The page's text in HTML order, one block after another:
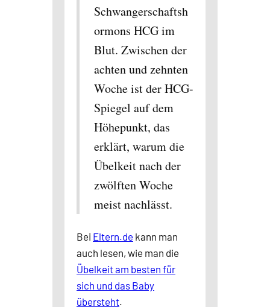
Schwangerschaftsh
ormons HCG im
Blut. Zwischen der
achten und zehnten
Woche ist der HCG-
Spiegel auf dem
Höhepunkt, das
erklärt, warum die
Übelkeit nach der
zwölften Woche
meist nachlässt.
Bei Eltern.de kann man
auch lesen, wie man die
Übelkeit am besten für
sich und das Baby
übersteht.